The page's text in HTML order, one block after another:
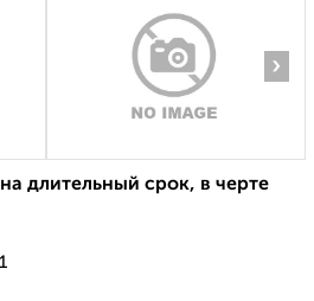
›
длительный срок, в черте